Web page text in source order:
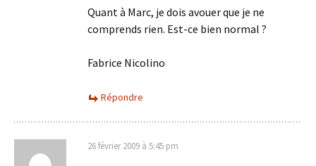
Quant à Marc, je dois avouer que je ne
comprends rien. Est-ce bien normal ?
Fabrice Nicolino
Répondre
26 février 2009 à 5:45 pm